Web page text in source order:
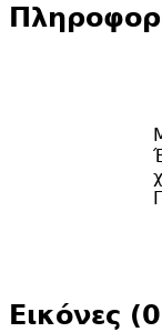
Εικόνες